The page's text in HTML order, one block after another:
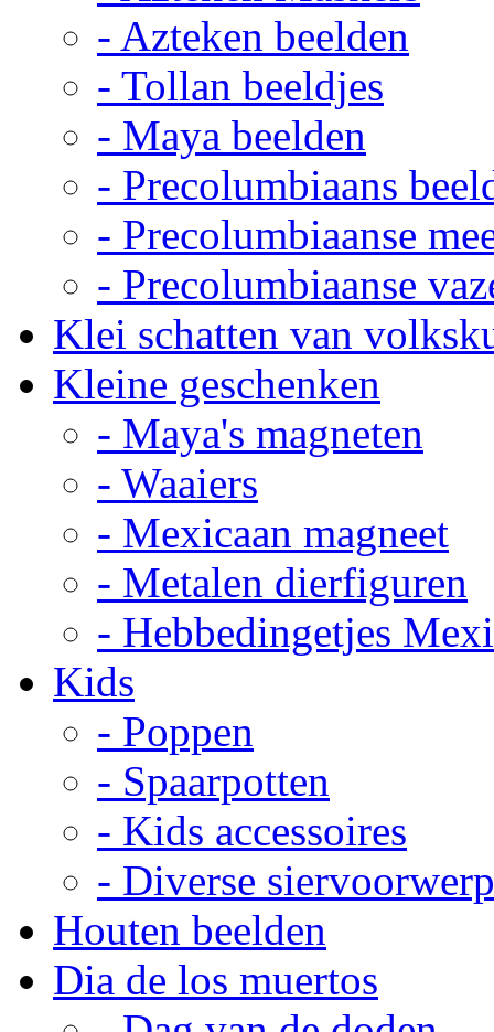
- Azteken beelden
- Tollan beeldjes
- Maya beelden
- Precolumbiaans
- Precolumbiaanse
- Precolumbiaanse
Klei schatten van
Kleine geschenken
- Maya's magneten
- Waaiers
- Mexicaan magneet
- Metalen dierfiguren
- Hebbedingetjes
Kids
- Poppen
- Spaarpotten
- Kids accessoires
- Diverse
Houten beelden
Dia de los muertos